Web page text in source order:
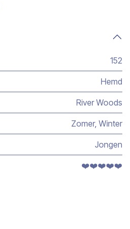
152
Hemd
River Woods
Zomer, Winter
Jongen
❤️❤️❤️❤️❤️